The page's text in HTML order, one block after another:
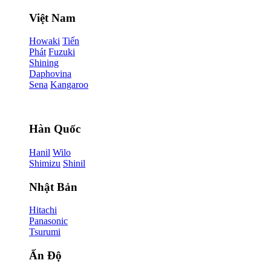
Việt Nam
Howaki Tiến
Phát Fuzuki
Shining
Daphovina
Sena Kangaroo
Hàn Quốc
Hanil Wilo
Shimizu Shinil
Nhật Bản
Hitachi
Panasonic
Tsurumi
Ấn Độ